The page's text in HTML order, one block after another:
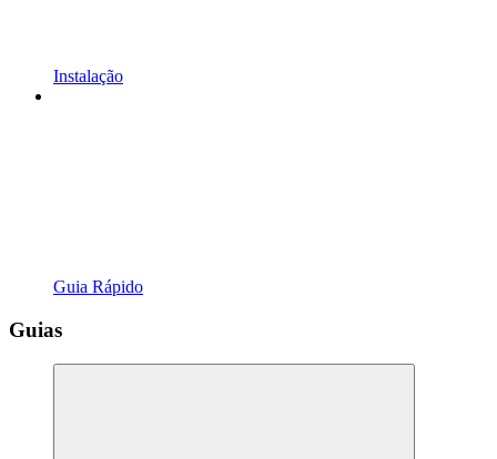
Instalação
Guia Rápido
Guias